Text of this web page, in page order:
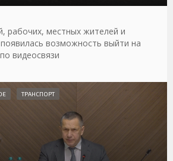
рабочих, местных жителей и
возможность выйти на
видеосвязи
ТРАНСПОРТ